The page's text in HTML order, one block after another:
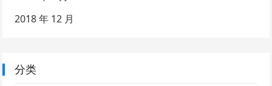
2018 年 12 月
分类